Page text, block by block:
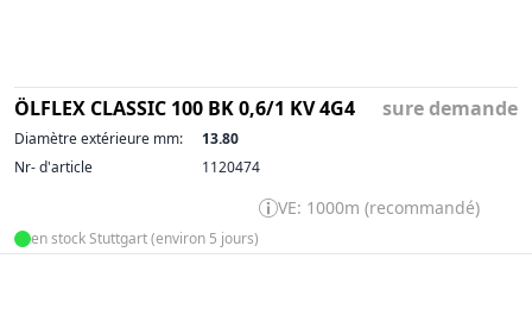
ÖLFLEX CLASSIC 100 BK 0,6/1 KV 4G4 sure demande
Diamètre extérieure mm:
13.80
Nr- d'article
1120474
VE: 1000m (recommandé)
en stock Stuttgart (environ 5 jours)